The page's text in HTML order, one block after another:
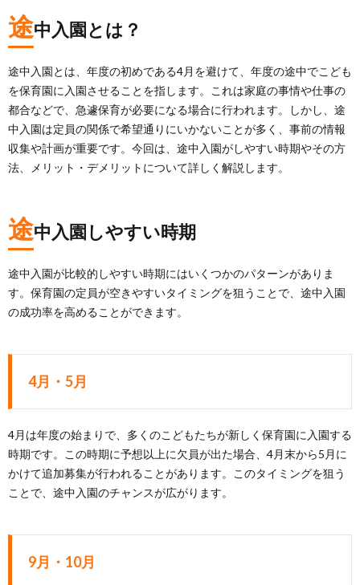
途中入園とは？
途中入園とは、年度の初めである4月を避けて、年度の途中でこども
を保育園に入園させることを指します。これは家庭の事情や仕事の
都合などで、急遽保育が必要になる場合に行われます。しかし、途
中入園は定員の関係で希望通りにいかないことが多く、事前の情報
収集や計画が重要です。今回は、途中入園がしやすい時期やその方
法、メリット・デメリットについて詳しく解説します。
途中入園しやすい時期
途中入園が比較的しやすい時期にはいくつかのパターンがありま
す。保育園の定員が空きやすいタイミングを狙うことで、途中入園
の成功率を高めることができます。
4月・5月
4月は年度の始まりで、多くのこどもたちが新しく保育園に入園する
時期です。この時期に予想以上に欠員が出た場合、4月末から5月に
かけて追加募集が行われることがあります。このタイミングを狙う
ことで、途中入園のチャンスが広がります。
9月・10月